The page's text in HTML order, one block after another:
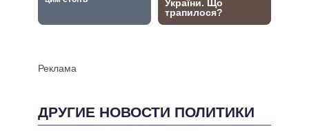
ДРУГИЕ НОВОСТИ ПОЛИТИКИ